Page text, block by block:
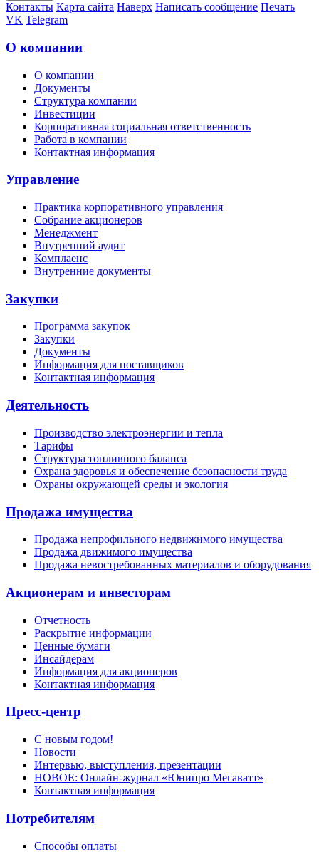
Контакты Карта сайта Наверх Написать сообщение Печать
VK Telegram
О компании
О компании
Документы
Структура компании
Инвестиции
Корпоративная социальная ответственность
Работа в компании
Контактная информация
Управление
Практика корпоративного управления
Собрание акционеров
Менеджмент
Внутренний аудит
Комплаенс
Внутренние документы
Закупки
Программа закупок
Закупки
Документы
Информация для поставщиков
Контактная информация
Деятельность
Производство электроэнергии и тепла
Тарифы
Структура топливного баланса
Охрана здоровья и обеспечение безопасности труда
Охраны окружающей среды и экология
Продажа имущества
Продажа непрофильного недвижимого имущества
Продажа движимого имущества
Продажа невостребованных материалов и оборудования
Акционерам и инвесторам
Отчетность
Раскрытие информации
Ценные бумаги
Инсайдерам
Информация для акционеров
Контактная информация
Пресс-центр
С новым годом!
Новости
Интервью, выступления, презентации
НОВОЕ: Онлайн-журнал «Юнипро Мегаватт»
Контактная информация
Потребителям
Способы оплаты